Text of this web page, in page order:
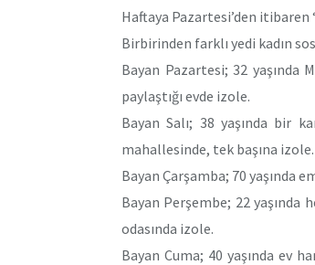
Haftaya Pazartesi’den itibaren
Birbirinden farklı yedi kadın
Bayan Pazartesi; 32 yaşında
paylaştığı evde izole.
Bayan Salı; 38 yaşında bir
mahallesinde, tek başına izole.
Bayan Çarşamba; 70 yaşında
Bayan Perşembe; 22
odasında izole.
Bayan Cuma; 40 yaşında ev